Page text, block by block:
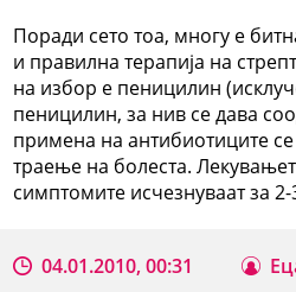
Поради сето тоа, многу е
и правилна терапија на
на избор е пеницилин
пеницилин, за нив се дава
примена на антибиотиците
траење на болеста.
симптомите исчезнуваат за
04.01.2010, 00:31